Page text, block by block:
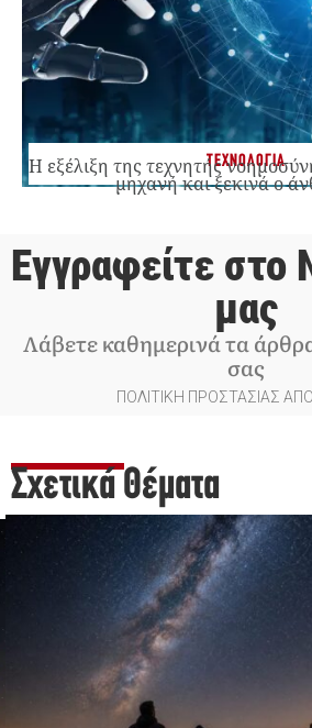
ΤΕΧΝΟΛΟΓΙΑ
Η εξέλιξη της τεχνητής
μηχανή και ξεκινά ο
Εγγραφείτε στο
μας
Λάβετε καθημερινά τα
σας
ΠΟΛΙΤΙΚΗ ΠΡΟΣΤΑΣΙΑΣ
Σχετικά Θέματα